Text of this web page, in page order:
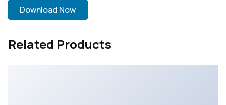
Download Now
Related Products